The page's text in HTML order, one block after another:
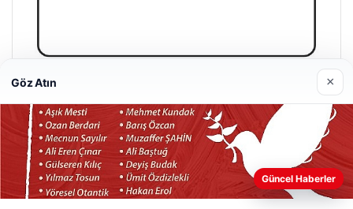
A Life Ankara Hastanesi
27/03/2026
Web sitemizi nasıl kullandığınızı daha iyi anlayabilmek,
Göz Atın ×
Güncel Haberler